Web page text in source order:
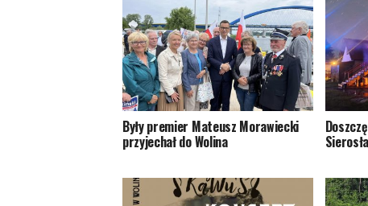
Były premier Mateusz Morawiecki
przyjechał do Wolina